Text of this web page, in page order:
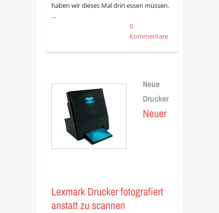
haben wir dieses Mal drin essen müssen.
…
0
Kommentare
Neue
Drucker
Neuer
Lexmark Drucker fotografiert
anstatt zu scannen